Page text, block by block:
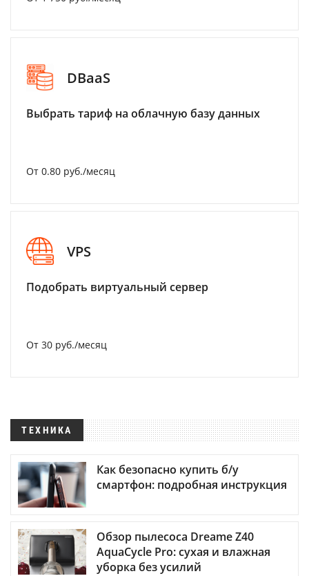
DBaaS
Выбрать тариф на облачную базу данных
От 0.80 руб./месяц
VPS
Подобрать виртуальный сервер
От 30 руб./месяц
ТЕХНИКА
Как безопасно купить б/у
смартфон: подробная инструкция
Обзор пылесоса Dreame Z40
AquaCycle Pro: сухая и влажная
уборка без усилий